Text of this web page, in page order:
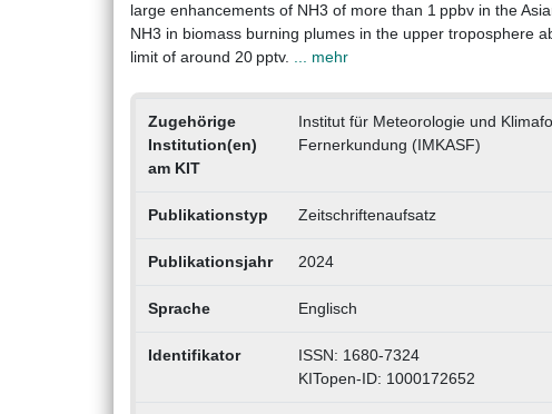
large enhancements of NH3 of more than 1 ppbv in the
NH3 in biomass burning plumes in the upper troposphere
limit of around 20 pptv. ... mehr
Zugehörige
Institution(en)
am KIT
Institut für Meteorologie und
Fernerkundung (IMKASF)
Publikationstyp Zeitschriftenaufsatz
Publikationsjahr 2024
Sprache Englisch
Identifikator
ISSN: 1680-7324
KITopen-ID: 1000172652